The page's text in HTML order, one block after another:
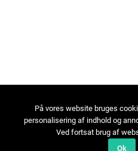
På vores website bruges
personalisering af indhold og
Ved fortsat brug af
Ok